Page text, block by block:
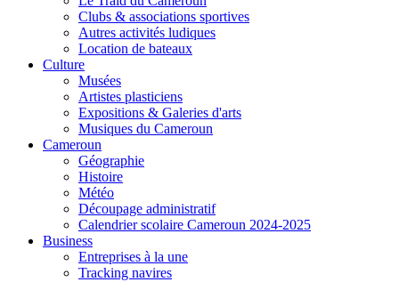
Clubs & associations sportives
Autres activités ludiques
Location de bateaux
Culture
Musées
Artistes plasticiens
Expositions & Galeries d'arts
Musiques du Cameroun
Cameroun
Géographie
Histoire
Météo
Découpage administratif
Calendrier scolaire Cameroun 2024-2025
Business
Entreprises à la une
Tracking navires